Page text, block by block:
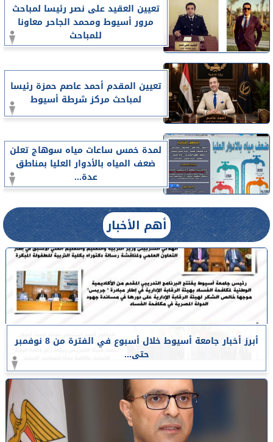
تعيين العقيد على نصر رئيسا لمباحث
مرور أسيوط ومحمد الجاحر معاونا
للمباحث
تعيين المقدم أحمد عاصم حمزة رئيسا
لمباحث مركز شرطة أسيوط
لمدة خمس ساعات مياه سوهاج تعلن
ضعف المياه بالأدوار العليا بمناطق
عدة...
أهم الأخبار
أبرز أخبار جامعة أسيوط خلال أسبوع في الفترة من 8 نوفمبر
حتى...